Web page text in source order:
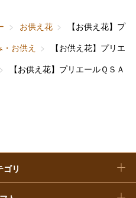
お供え花
【お供え花】プ
お供え
【お供え花】プリエ
【お供え花】プリエールＱＳＡ
ゴリ
キッズ
返し
祝い
元
の日
袋